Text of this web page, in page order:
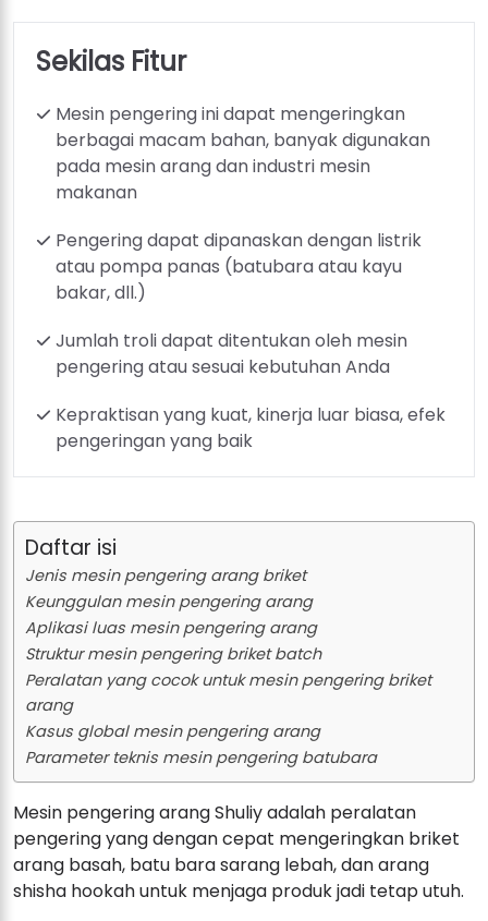
Sekilas Fitur
Mesin pengering ini dapat mengeringkan
berbagai macam bahan, banyak digunakan
pada mesin arang dan industri mesin
makanan
Pengering dapat dipanaskan dengan listrik
atau pompa panas (batubara atau kayu
bakar, dll.)
Jumlah troli dapat ditentukan oleh mesin
pengering atau sesuai kebutuhan Anda
Kepraktisan yang kuat, kinerja luar biasa, efek
pengeringan yang baik
Daftar isi
Jenis mesin pengering arang briket
Keunggulan mesin pengering arang
Aplikasi luas mesin pengering arang
Struktur mesin pengering briket batch
Peralatan yang cocok untuk mesin pengering briket
arang
Kasus global mesin pengering arang
Parameter teknis mesin pengering batubara
Mesin pengering arang Shuliy adalah peralatan
pengering yang dengan cepat mengeringkan briket
arang basah, batu bara sarang lebah, dan arang
shisha hookah untuk menjaga produk jadi tetap utuh.